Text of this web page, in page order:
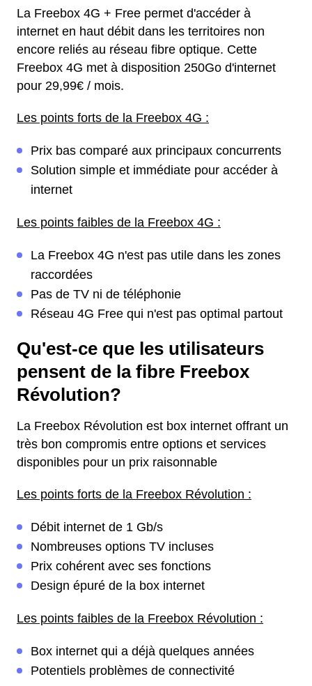
La Freebox 4G + Free permet d'accéder à
internet en haut débit dans les territoires non
encore reliés au réseau fibre optique. Cette
Freebox 4G met à disposition 250Go d'internet
pour 29,99€ / mois.
Les points forts de la Freebox 4G :
Prix bas comparé aux principaux concurrents
Solution simple et immédiate pour accéder à
internet
Les points faibles de la Freebox 4G :
La Freebox 4G n'est pas utile dans les zones
raccordées
Pas de TV ni de téléphonie
Réseau 4G Free qui n'est pas optimal partout
Qu'est-ce que les utilisateurs
pensent de la fibre Freebox
Révolution?
La Freebox Révolution est box internet offrant un
très bon compromis entre options et services
disponibles pour un prix raisonnable
Les points forts de la Freebox Révolution :
Débit internet de 1 Gb/s
Nombreuses options TV incluses
Prix cohérent avec ses fonctions
Design épuré de la box internet
Les points faibles de la Freebox Révolution :
Box internet qui a déjà quelques années
Potentiels problèmes de connectivité